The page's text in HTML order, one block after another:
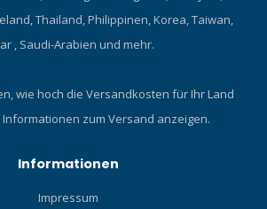
Thailand, Philippinen, Korea, Taiwan,
, Saudi-Arabien und mehr.
wie hoch die Versandkosten für Ihr Land
zum Versand anzeigen.
Informationen
Impressum